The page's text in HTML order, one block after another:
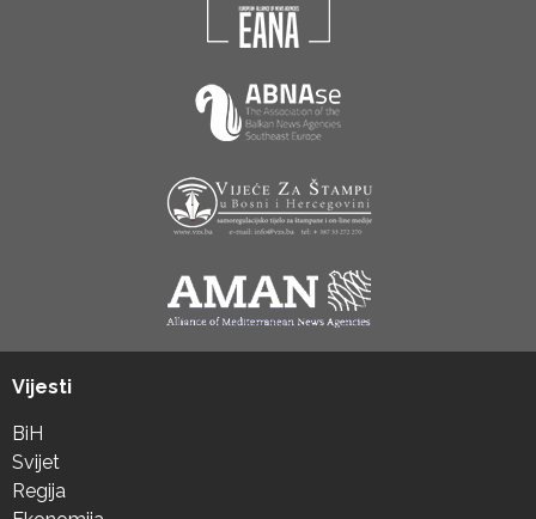
Vijesti
BiH
Svijet
Regija